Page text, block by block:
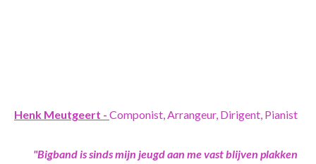
Henk Meutgeert - Componist, Arrangeur, Dirigent, Pianist
"Bigband is sinds mijn jeugd aan me vast blijven plakken